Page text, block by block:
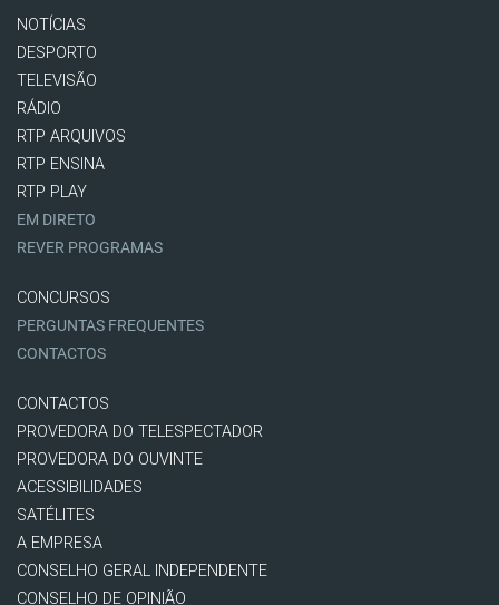
NOTÍCIAS
DESPORTO
TELEVISÃO
RÁDIO
RTP ARQUIVOS
RTP ENSINA
RTP PLAY
EM DIRETO
REVER PROGRAMAS
CONCURSOS
PERGUNTAS FREQUENTES
CONTACTOS
CONTACTOS
PROVEDORA DO TELESPECTADOR
PROVEDORA DO OUVINTE
ACESSIBILIDADES
SATÉLITES
A EMPRESA
CONSELHO GERAL INDEPENDENTE
CONSELHO DE OPINIÃO